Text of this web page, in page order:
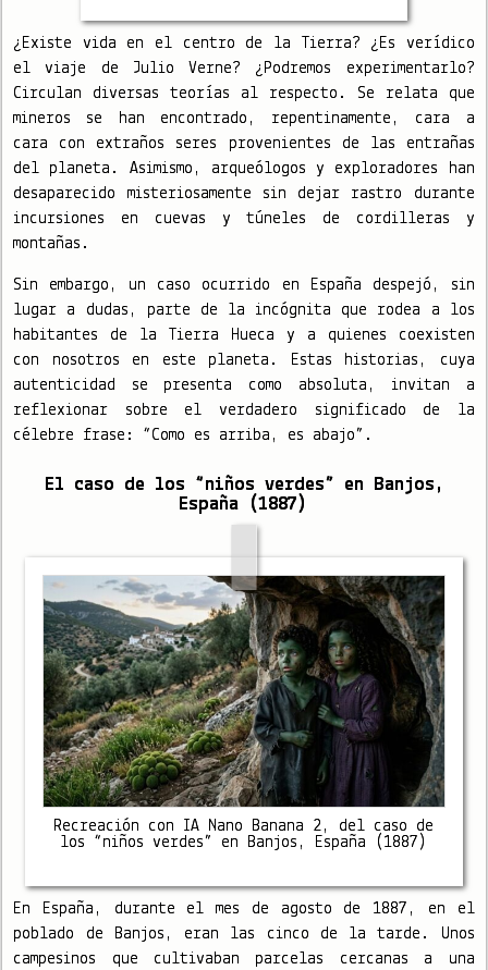
¿Existe vida en el centro de la Tierra? ¿Es verídico
el viaje de Julio Verne? ¿Podremos experimentarlo?
Circulan diversas teorías al respecto. Se relata que
mineros se han encontrado, repentinamente, cara a
cara con extraños seres provenientes de las entrañas
del planeta. Asimismo, arqueólogos y exploradores han
desaparecido misteriosamente sin dejar rastro durante
incursiones en cuevas y túneles de cordilleras y
montañas.
Sin embargo, un caso ocurrido en España despejó, sin
lugar a dudas, parte de la incógnita que rodea a los
habitantes de la Tierra Hueca y a quienes coexisten
con nosotros en este planeta. Estas historias, cuya
autenticidad se presenta como absoluta, invitan a
reflexionar sobre el verdadero significado de la
célebre frase: “Como es arriba, es abajo”.
El caso de los “niños verdes” en Banjos,
España (1887)
Recreación con IA Nano Banana 2, del caso de
los “niños verdes” en Banjos, España (1887)
En España, durante el mes de agosto de 1887, en el
poblado de Banjos, eran las cinco de la tarde. Unos
campesinos que cultivaban parcelas cercanas a una